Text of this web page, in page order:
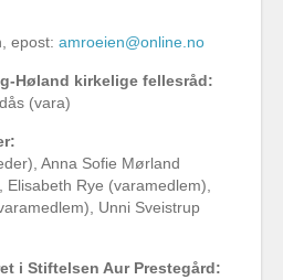
epost: amroeien@online.no
Høland kirkelige fellesråd:
(vara)
Anna Sofie Mørland
Rye (varamedlem),
Unni Sveistrup
i Stiftelsen Aur Prestegård: